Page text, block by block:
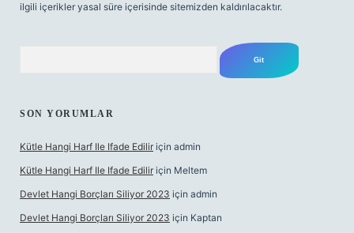
ilgili içerikler yasal süre içerisinde sitemizden kaldırılacaktır.
SON YORUMLAR
Kütle Hangi Harf Ile Ifade Edilir için admin
Kütle Hangi Harf Ile Ifade Edilir için Meltem
Devlet Hangi Borçları Siliyor 2023 için admin
Devlet Hangi Borçları Siliyor 2023 için Kaptan